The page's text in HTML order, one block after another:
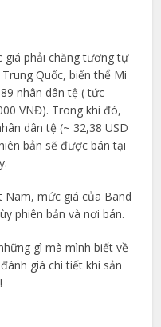
giá phải chăng tương tự
Quốc, biến thể Mi
nhân dân tệ ( tức
VNĐ). Trong khi đó,
dân tệ (~ 32,38 USD
bản sẽ được bán tại
mức giá của Band
phiên bản và nơi bán.
gì mà mình biết về
giá chi tiết khi sản